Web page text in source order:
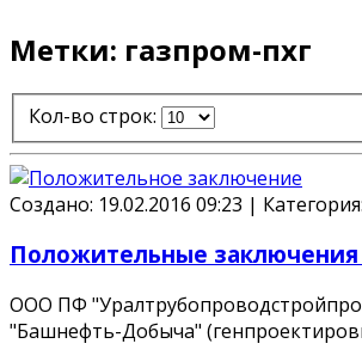
Метки: газпром-пхг
Кол-во строк:
Создано: 19.02.2016 09:23 | Категория:
Положительные заключения
ООО ПФ
"Башнефть-Добыча"